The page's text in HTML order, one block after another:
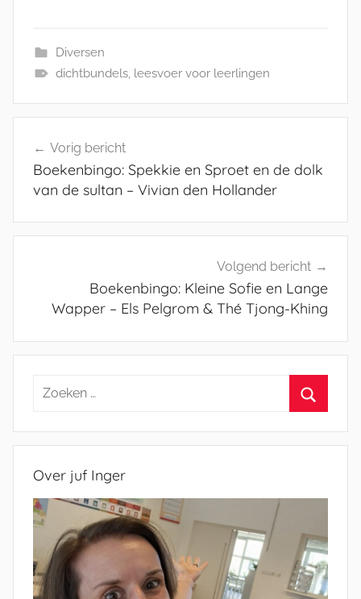
Diversen
dichtbundels, leesvoer voor leerlingen
navigatie
Vorig bericht
Boekenbingo: Spekkie en Sproet en de dolk
van de sultan – Vivian den Hollander
Volgend bericht
Boekenbingo: Kleine Sofie en Lange
Wapper – Els Pelgrom & Thé Tjong-Khing
Zoeken
Over juf Inger